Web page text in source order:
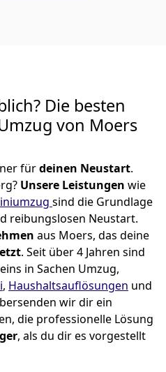
Die besten
von Moers
fürdeinen Neustart.
Unsere Leistungen wie
sind die Grundlage
reibungslosen Neustart.
aus Moers, das deine
. Seit über 4 Jahren sind
in Sachen Umzug,
, Haushaltsauflösungen und
wir dir ein
die professionelle Lösung
, als du dir es vorgestellt